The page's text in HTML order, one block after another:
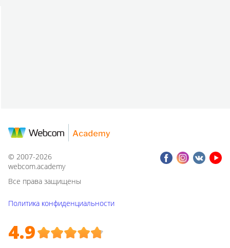
© 2007-2026
webcom.academy
Все права защищены
Политика конфиденциальности
4.9